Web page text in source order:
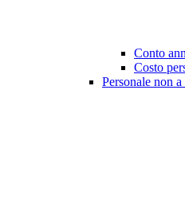
Conto
Costo
Personale non